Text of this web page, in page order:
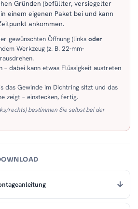
Gründen (befüllter, versiegelter
einem eigenen Paket bei und kann
ankommen.
gewünschten Öffnung (links oder
Werkzeug (z. B. 22-mm-
– dabei kann etwas Flüssigkeit austreten
das Gewinde im Dichtring sitzt und das
zeigt – einstecken, fertig.
rechts) bestimmen Sie selbst bei der